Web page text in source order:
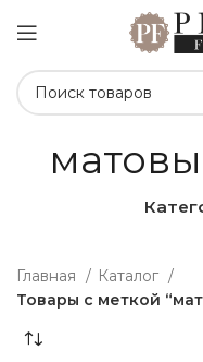
Главная
Каталог
Товары с меткой